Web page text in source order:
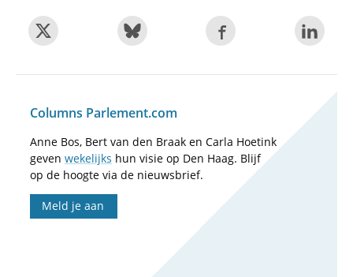
Columns Parlement.com
Anne Bos, Bert van den Braak en Carla Hoetink
geven wekelijks hun visie op Den Haag. Blijf
op de hoogte via de nieuwsbrief.
Meld je aan